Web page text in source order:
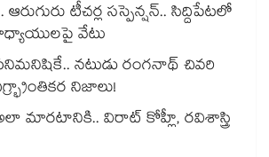
ఆరుగురు టీచర్ల సస్పెన్షన్.. సిద్దిపేటలో
వేటు
నటుడు రంగనాథ్ చివరి
నిజాలు!
విరాట్ కోహ్లీ, రవిశాస్త్రి